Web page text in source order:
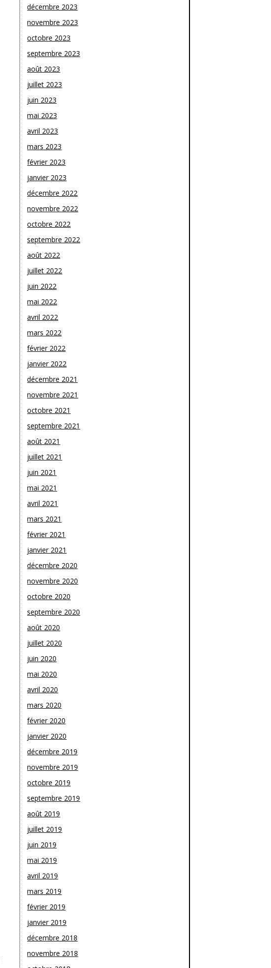
décembre 2023
novembre 2023
octobre 2023
septembre 2023
août 2023
juillet 2023
juin 2023
mai 2023
avril 2023
mars 2023
février 2023
janvier 2023
décembre 2022
novembre 2022
octobre 2022
septembre 2022
août 2022
juillet 2022
juin 2022
mai 2022
avril 2022
mars 2022
février 2022
janvier 2022
décembre 2021
novembre 2021
octobre 2021
septembre 2021
août 2021
juillet 2021
juin 2021
mai 2021
avril 2021
mars 2021
février 2021
janvier 2021
décembre 2020
novembre 2020
octobre 2020
septembre 2020
août 2020
juillet 2020
juin 2020
mai 2020
avril 2020
mars 2020
février 2020
janvier 2020
décembre 2019
novembre 2019
octobre 2019
septembre 2019
août 2019
juillet 2019
juin 2019
mai 2019
avril 2019
mars 2019
février 2019
janvier 2019
décembre 2018
novembre 2018